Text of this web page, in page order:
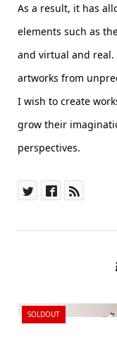
As a result, it has
elements such as
and virtual and real.
artworks from
I wish to create
grow their
perspectives.
SOLDOUT